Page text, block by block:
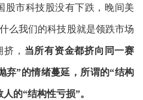
股市科技股没有下跌，晚间美
么我们的科技股就是领跌市场
， 当所有资金都挤向同一赛
弃”的情绪蔓延，所谓的“结构
的“结构性亏损”。